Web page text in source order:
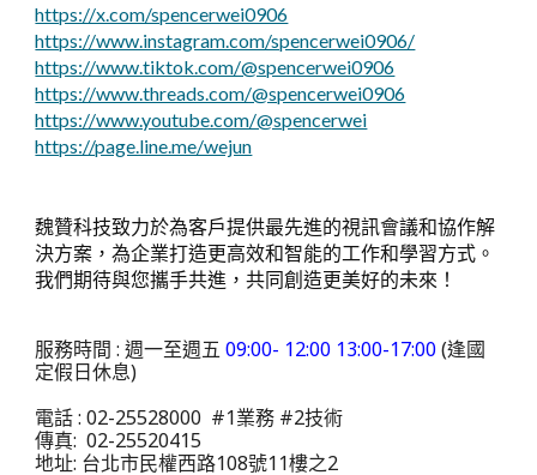
https://x.com/spencerwei0906
https://www.instagram.com/spencerwei0906/
https://www.tiktok.com/@spencerwei0906
https://www.threads.com/@spencerwei0906
https://www.youtube.com/@spencerwei
https://page.line.me/wejun
魏贊科技致力於為客戶提供最先進的視訊會議和協作解
決方案，為企業打造更高效和智能的工作和學習方式。
我們期待與您攜手共進，共同創造更美好的未來！
服務時間 : 週一至週五 09:00- 12:00 13:00-17:00(逢國
定假日休息)
電話 : 02-25528000 #1業務 #2技術
傳真: 02-25520415
地址: 台北市民權西路108號11樓之2